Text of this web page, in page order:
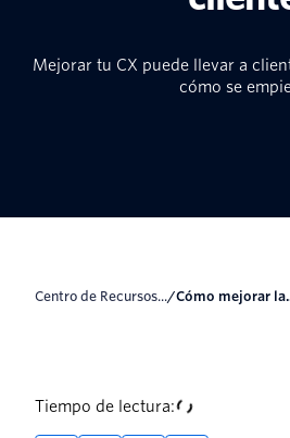
Mejorar tu CX puede llevar a
cómo se
Centro de Recursos.../ Cómo mejorar
Tiempo de lectura: